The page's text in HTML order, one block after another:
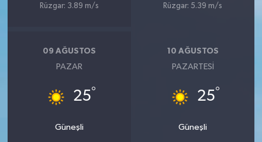
Rüzgar: 3.89 m/s
Rüzgar: 5.39 m/s
09 AĞUSTOS
PAZAR
25°
Güneşli
10 AĞUSTOS
PAZARTESI
25°
Güneşli